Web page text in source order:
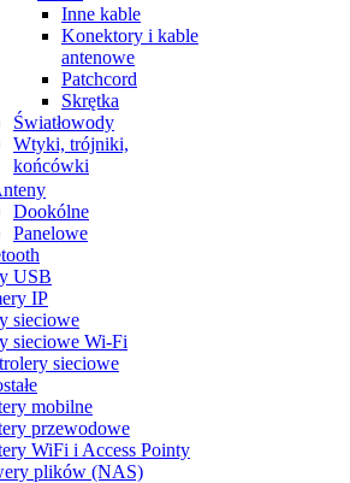
Inne kable
Konektory i kable
antenowe
Patchcord
Skrętka
Światłowody
Wtyki, trójniki,
końcówki
Dookólne
Panelowe
USB
IP
sieciowe
sieciowe Wi-Fi
sieciowe
mobilne
przewodowe
WiFi i Access Pointy
plików (NAS)